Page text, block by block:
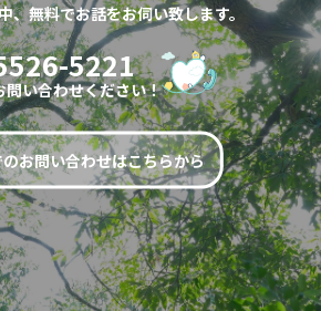
、無料でお話をお伺い致します。
5221
問い合わせください！
のお問い合わせはこちらから